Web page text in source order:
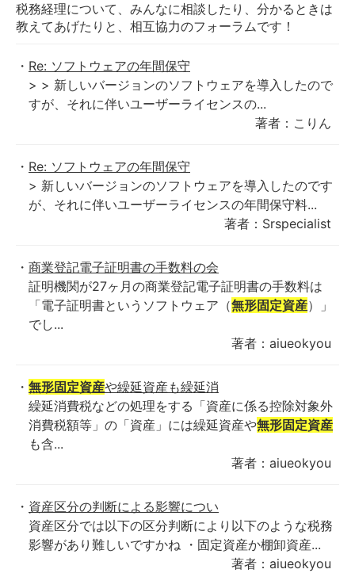
税務経理について、みんなに相談したり、分かるときは
教えてあげたりと、相互協力のフォーラムです！
Re: ソフトウェアの年間保守
> > 新しいバージョンのソフトウェアを導入したので
すが、それに伴いユーザーライセンスの...
著者：こりん
Re: ソフトウェアの年間保守
> 新しいバージョンのソフトウェアを導入したのです
が、それに伴いユーザーライセンスの年間保守料...
著者：Srspecialist
商業登記電子証明書の手数料の会
証明機関が27ヶ月の商業登記電子証明書の手数料は
「電子証明書というソフトウェア（無形固定資産）」
でし...
著者：aiueokyou
無形固定資産や繰延資産も繰延消
繰延消費税などの処理をする「資産に係る控除対象外
消費税額等」の「資産」には繰延資産や無形固定資産
も含...
著者：aiueokyou
資産区分の判断による影響につい
資産区分では以下の区分判断により以下のような税務
影響があり難しいですかね ・固定資産か棚卸資産...
著者：aiueokyou